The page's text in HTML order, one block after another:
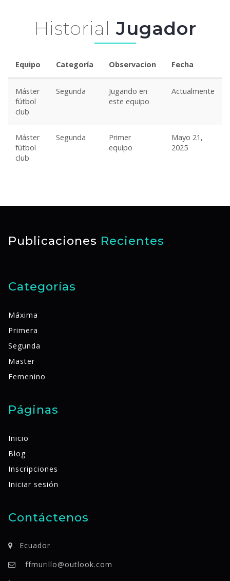
Historial Jugador
Equipo Categoría Observacion Fecha
Máster
fútbol
club
Segunda
Jugando en
este equipo
Actualmente
Máster
fútbol
club
Segunda
Primer
equipo
Mayo 21,
2025
Publicaciones Recientes
Categorías
Máxima
Primera
Segunda
Master
Femenino
Páginas
Inicio
Blog
Inscripciones
Iniciar sesión
Contáctenos
Ecuador
ffmurillo@outlook.com